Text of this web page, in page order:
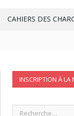
CAHIERS DES
INSCRIPTION À LA